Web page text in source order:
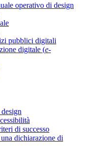
operativo di design
pubblici digitali
digitale (e-
di successo
dichiarazione di